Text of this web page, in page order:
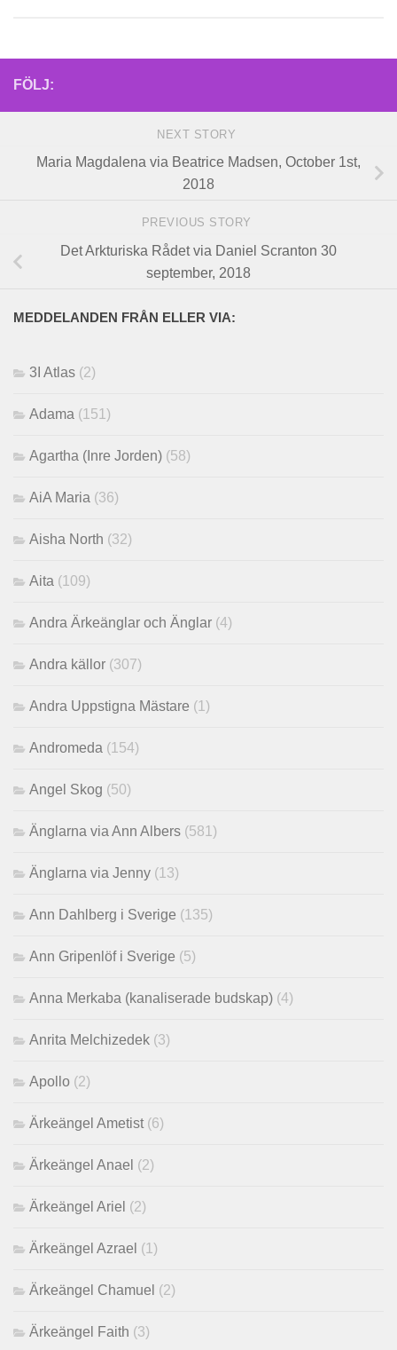
FÖLJ:
NEXT STORY
Maria Magdalena via Beatrice Madsen, October 1st,
2018
PREVIOUS STORY
Det Arkturiska Rådet via Daniel Scranton 30
september, 2018
MEDDELANDEN FRÅN ELLER VIA:
3I Atlas (2)
Adama (151)
Agartha (Inre Jorden) (58)
AiA Maria (36)
Aisha North (32)
Aita (109)
Andra Ärkeänglar och Änglar (4)
Andra källor (307)
Andra Uppstigna Mästare (1)
Andromeda (154)
Angel Skog (50)
Änglarna via Ann Albers (581)
Änglarna via Jenny (13)
Ann Dahlberg i Sverige (135)
Ann Gripenlöf i Sverige (5)
Anna Merkaba (kanaliserade budskap) (4)
Anrita Melchizedek (3)
Apollo (2)
Ärkeängel Ametist (6)
Ärkeängel Anael (2)
Ärkeängel Ariel (2)
Ärkeängel Azrael (1)
Ärkeängel Chamuel (2)
Ärkeängel Faith (3)